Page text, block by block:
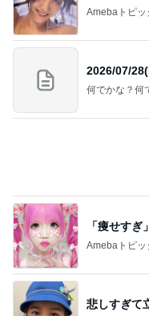
Amebaトピッ
2026/07/
何でかな？何
「痩せす
Amebaトピッ
悲しすぎて